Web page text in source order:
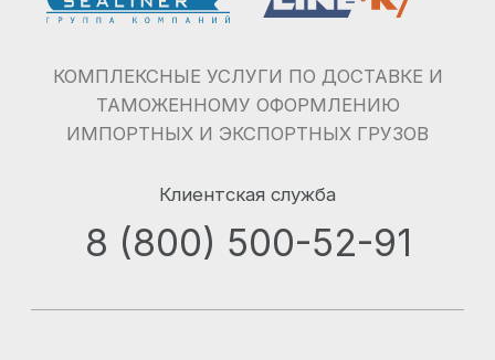
Санкт-Петербург
Краснодар
Благовещенск
Иркутск
Таможенное оформление грузов
Мультимодальные перевозки
Доставка запчастей